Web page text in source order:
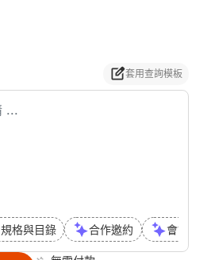
套用查詢模板
規格與目錄 合作邀約 會議或